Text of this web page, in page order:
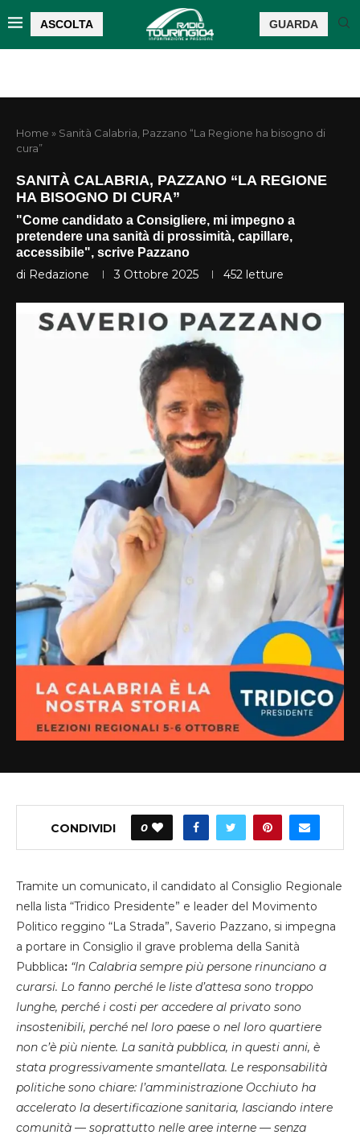
ASCOLTA GUARDA
Home » Sanità Calabria, Pazzano “La Regione ha bisogno di
cura”
SANITÀ CALABRIA, PAZZANO “LA REGIONE
HA BISOGNO DI CURA”
"Come candidato a Consigliere, mi impegno a
pretendere una sanità di prossimità, capillare,
accessibile", scrive Pazzano
di Redazione 3 Ottobre 2025 452 letture
CONDIVIDI 0
Tramite un comunicato, il candidato al Consiglio Regionale
nella lista “Tridico Presidente” e leader del Movimento
Politico reggino “La Strada”, Saverio Pazzano, si impegna
a portare in Consiglio il grave problema della Sanità
Pubblica: “In Calabria sempre più persone rinunciano a
curarsi. Lo fanno perché le liste d’attesa sono troppo
lunghe, perché i costi per accedere al privato sono
insostenibili, perché nel loro paese o nel loro quartiere
non c’è più niente. La sanità pubblica, in questi anni, è
stata progressivamente smantellata. Le responsabilità
politiche sono chiare: l’amministrazione Occhiuto ha
accelerato la desertificazione sanitaria, lasciando intere
comunità — soprattutto nelle aree interne — senza